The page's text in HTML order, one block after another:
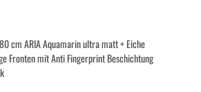
cm ARIA Aquamarin ultra matt + Eiche
Fronten mit Anti Fingerprint Beschichtung